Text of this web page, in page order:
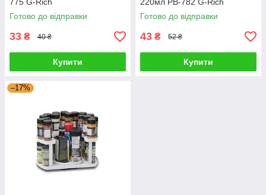
Готово до відправки
33 ₴ 40 ₴
Купити
Готово до відправки
43 ₴ 52 ₴
Купити
–17%